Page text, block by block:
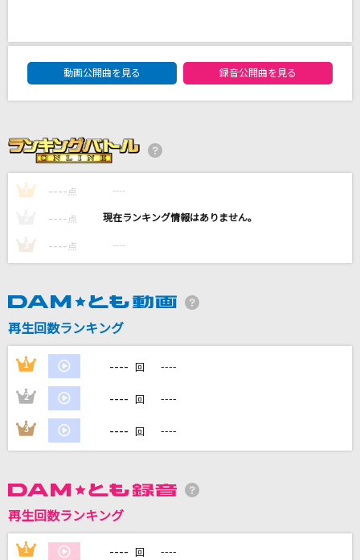
Twilight Twilight
ゆいかおり(小倉唯&石原夏織)
[生音]桜
キュートなキューたい
川崎鷹也
カラオケ最新情報をチェック！
DAM★ともボーカルエントリーランキング
動画公開曲を見る
録音公開曲を見る
1 ---- 点 ----
---- 点 ----
3 ---- 点 ----
再生回数ランキング
1 ---- 回 ----
2 ---- 回 ----
3 ---- 回 ----
再生回数ランキング
1 ---- 回 ----